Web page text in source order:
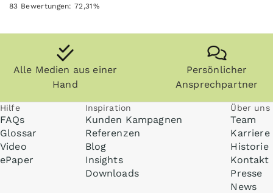
83 Bewertungen:72,31%
Alle Medien aus einer
Hand
Persönlicher
Ansprechpartner
Hilfe
FAQs
Glossar
Video
ePaper
Inspiration
Kunden Kampagnen
Referenzen
Blog
Insights
Downloads
Über uns
Team
Karriere
Historie
Kontakt
Presse
News